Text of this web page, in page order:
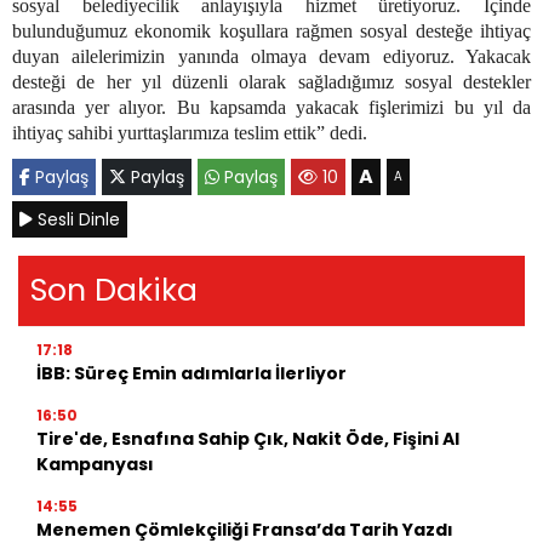
sosyal belediyecilik anlayışıyla hizmet üretiyoruz. İçinde
bulunduğumuz ekonomik koşullara rağmen sosyal desteğe ihtiyaç
duyan ailelerimizin yanında olmaya devam ediyoruz. Yakacak
desteği de her yıl düzenli olarak sağladığımız sosyal destekler
arasında yer alıyor. Bu kapsamda yakacak fişlerimizi bu yıl da
ihtiyaç sahibi yurttaşlarımıza teslim ettik” dedi.
Paylaş Paylaş Paylaş 10 A A
Sesli Dinle
Son Dakika
17:18
İBB: Süreç Emin adımlarla İlerliyor
16:50
Tire'de, Esnafına Sahip Çık, Nakit Öde, Fişini Al
Kampanyası
14:55
Menemen Çömlekçiliği Fransa’da Tarih Yazdı